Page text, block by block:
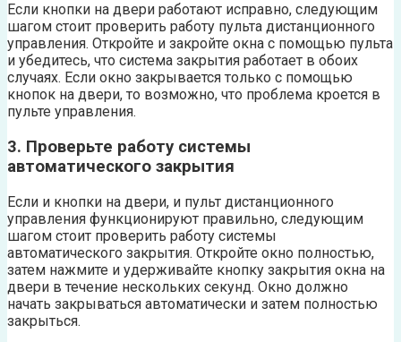
Если кнопки на двери работают исправно, следующим
шагом стоит проверить работу пульта дистанционного
управления. Откройте и закройте окна с помощью пульта
и убедитесь, что система закрытия работает в обоих
случаях. Если окно закрывается только с помощью
кнопок на двери, то возможно, что проблема кроется в
пульте управления.
3. Проверьте работу системы
автоматического закрытия
Если и кнопки на двери, и пульт дистанционного
управления функционируют правильно, следующим
шагом стоит проверить работу системы
автоматического закрытия. Откройте окно полностью,
затем нажмите и удерживайте кнопку закрытия окна на
двери в течение нескольких секунд. Окно должно
начать закрываться автоматически и затем полностью
закрыться.